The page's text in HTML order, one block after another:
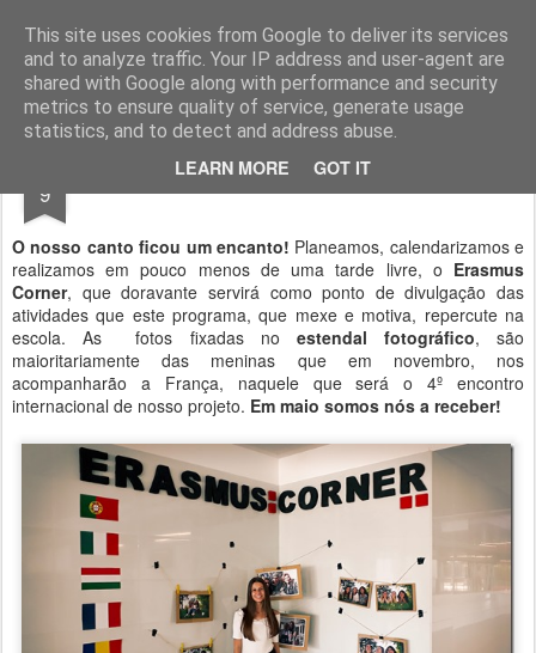
This site uses cookies from Google to deliver its services
and to analyze traffic. Your IP address and user-agent are
shared with Google along with performance and security
metrics to ensure quality of service, generate usage
statistics, and to detect and address abuse.
LEARN MORE GOT IT
Geopalavras
canal800 clique ZapCanal
9 O nosso canto.
O nosso canto ficou um encanto! Planeamos, calendarizamos e
realizamos em pouco menos de uma tarde livre, o Erasmus
Corner, que doravante servirá como ponto de divulgação das
atividades que este programa, que mexe e motiva, repercute na
escola. As fotos fixadas no estendal fotográfico, são
maioritariamente das meninas que em novembro, nos
acompanharão a França, naquele que será o 4º encontro
internacional de nosso projeto. Em maio somos nós a receber!